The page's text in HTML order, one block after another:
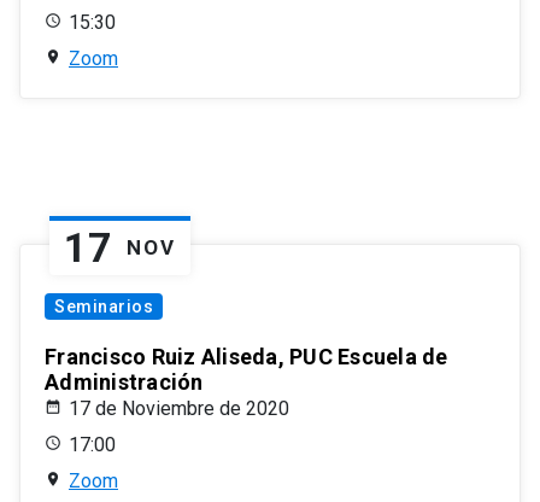
15:30
Zoom
17 NOV
Seminarios
Francisco Ruiz Aliseda, PUC Escuela de
Administración
17 de Noviembre de 2020
17:00
Zoom